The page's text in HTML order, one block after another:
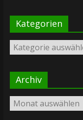
Kategorien
Kategorien
Archiv
Archiv